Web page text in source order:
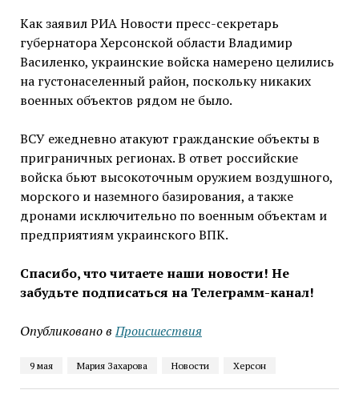
Как заявил РИА Новости пресс-секретарь
губернатора Херсонской области Владимир
Василенко, украинские войска намерено целились
на густонаселенный район, поскольку никаких
военных объектов рядом не было.
ВСУ ежедневно атакуют гражданские объекты в
приграничных регионах. В ответ российские
войска бьют высокоточным оружием воздушного,
морского и наземного базирования, а также
дронами исключительно по военным объектам и
предприятиям украинского ВПК.
Спасибо, что читаете наши новости! Не
забудьте подписаться на Телеграмм-канал!
Опубликовано в Проиcшествия
9 мая Мария Захарова Новости Херсон